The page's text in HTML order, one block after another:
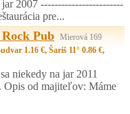
2007 ------------------------
pre...
Pub Mierová 169
1.16 €, Šariš 11° 0.86 €,
niekedy na jar 2011
Opis od majiteľov: Máme